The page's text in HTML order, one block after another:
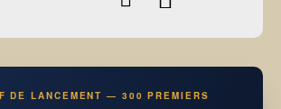
DE LANCEMENT — 300 PREMIERS